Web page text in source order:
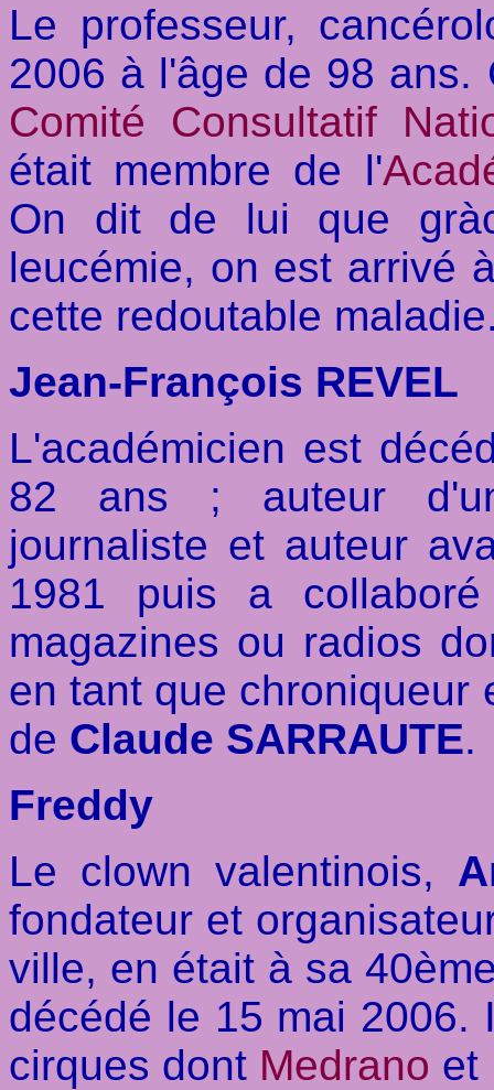
Le professeur,
2006 à l'âge de 98 ans.
Comité Consultatif
était membre de l'
On dit de lui que
leucémie, on est arrivé
cette redoutable
Jean-François REVEL
L'académicien est
82 ans ; auteur
journaliste et auteur
1981 puis a
magazines ou radios
en tant que chroniqueur
de Claude SARRAUTE.
Freddy
Le clown valentinois,
fondateur et
ville, en était à sa
décédé le 15 mai 2006.
cirques dont Medrano et